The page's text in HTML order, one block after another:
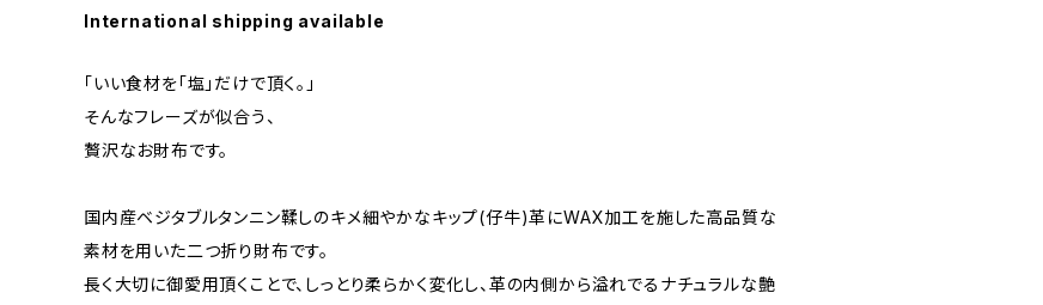
International shipping available
「いい食材を「塩」だけで頂く。」
そんなフレーズが似合う、
贅沢なお財布です。
国内産ベジタブルタンニン鞣しのキメ細やかなキップ(仔牛)革にWAX加工を施した高品質な
素材を用いた二つ折り財布です。
長く大切に御愛用頂くことで、しっとり柔らかく変化し、革の内側から溢れでるナチュラルな艶